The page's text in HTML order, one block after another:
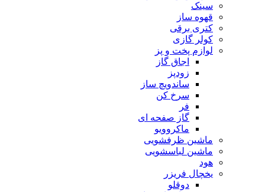
سینک
قهوه ساز
کتری برقی
کولر گازی
لوازم پخت و پز
اجاق گاز
زودپز
ساندویچ ساز
سرخ کن
فر
گاز صفحه ای
ماکروویو
ماشین ظرفشویی
ماشین لباسشویی
هود
یخچال فریزر
دوقلو